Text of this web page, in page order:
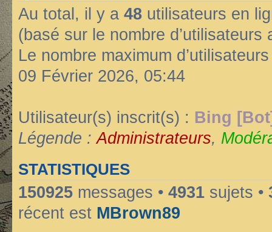
Au total, il y a 48 utilisateurs en
(basé sur le nombre
Le nombre maximum
09 Février 2026, 05:44
Utilisateur(s) inscrit(s) : Bing
Légende :Administrateurs,
STATISTIQUES
150925 messages • 4931 sujets •
récent est MBrown89